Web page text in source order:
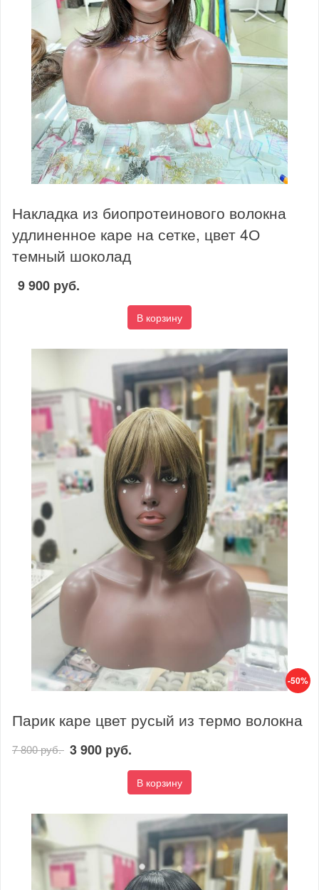
Накладка из биопротеинового волокна
удлиненное каре на сетке, цвет 4О
темный шоколад
9 900 руб.
В корзину
-50%
Парик каре цвет русый из термо волокна
7 800 руб. 3 900 руб.
В корзину